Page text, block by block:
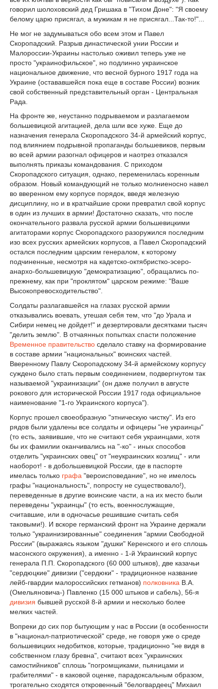
говорил шолоховский дед Гришака в "Тихом Доне": "Я своему
белому царю присягал, а мужикам я не присягал...Так-то!"...
Не мог не задумываться обо всем этом и Павел
Скоропадский. Разрыв династической унии России и
Малороссии-Украины настолько оживил теперь уже не
просто "украинофильское", но подлинно украинское
национальное движение, что весной бурного 1917 года на
Украине (остававшейся пока еще в составе России) возник
свой собственный представительный орган - Центральная
Рада.
На фронте же, неустанно подрываемом и разлагаемом
большевицкой агитацией, дела шли все хуже. Еще до
назначения генерала Скоропадского 34-й армейский корпус,
под влиянием подрывной пропаганды большевиков, первым
во всей армии разогнал офицеров и наотрез отказался
выполнять приказы командования. С приходом
Скоропадского ситуация, однако, переменилась коренным
образом. Новый командующий не только молниеносно навел
во вверенном ему корпусе порядок, введя железную
дисциплину, но и в кратчайшие сроки превратил свой корпус
в один из лучших в армии! Достаточно сказать, что после
окончательного развала русской армии большевицкими
агитаторами корпус Скоропадского разоружился последним
изо всех русских армейских корпусов, а Павел Скоропадский
остался последним царским генералом, к которому
подчиненные, несмотря на кадетско-октябристко-эсеро-
анархо-большевицкую "демократизацию", обращались по-
прежнему, как при "проклятом" царском режиме: "Ваше
Высокопревосходительство".
Солдаты разлагавшейся на глазах русской армии
отказывались воевать, утешая себя тем, что "до Урала и
Сибири немец не дойдет!" и дезертировали десятками тысяч
"делить землю". В отчаянных попытках спасти положение
Временное правительство сделало ставку на формирование
в составе армии "национальных" воинских частей.
Вверенному Павлу Скоропадскому 34-й армейскому корпусу
суждено было стать первым соединением, подвергнутом так
называемой "украинизации" (он даже получил в августе
рокового для исторической России 1917 года официальное
наименование "1-го Украинского корпуса").
Корпус прошел своеобразную "этническую чистку". Из его
рядов были удалены все солдаты и офицеры "не украинцы"
(то есть, заявившие, что не считают себя украинцами, хотя
бы их фамилии оканчивались на "-ко" - иных способов
отделить "украинских овец" от "неукраинских козлищ" - или
наоборот! - в добольшевицкой России, где в паспорте
имелась только графа "вероисповедание", но не имелось
графы "национальность", попросту не существовало!),
переведенные в другие воинские части, а на их место были
переведены "украинцы" (то есть, военнослужащие,
считавшие, или в одночасье решившие считать себя
таковыми!). И вскоре германский фронт на Украине держали
только "украинизированные" соединения "армии Свободной
России" (выражаясь языком "душки" Керенского и его сплошь
масонского окружения), а именно - 1-й Украинский корпус
генерала П.П. Скоропадского (60 000 штыков), две казачьи
"сердюцкие" дивизии ("сердюки" - традиционное название
лейб-гвардии малороссийских гетманов) полковника В.А.
(Омельяновича-) Павленко (15 000 штыков и сабель), 56-я
дивизия бывшей русской 8-й армии и несколько более
мелких частей.
Вопреки до сих пор бытующим у нас в России (в особенности
в "национал-патриотической" среде, не говоря уже о среде
большевицких недобитков, которые, традиционно "не видя в
собственном глазу бревна", считают всех "украинских
самостийников" сплошь "погромщиками, пьяницами и
грабителями" - в каковой оценке, парадоксальным образом,
трогательно сходятся откровенный "белогвардеец" Михаил